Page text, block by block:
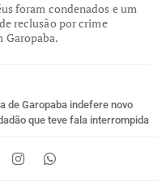
foram condenados e um
reclusão por crime
Garopaba.
de Garopaba indefere novo
que teve fala interrompida